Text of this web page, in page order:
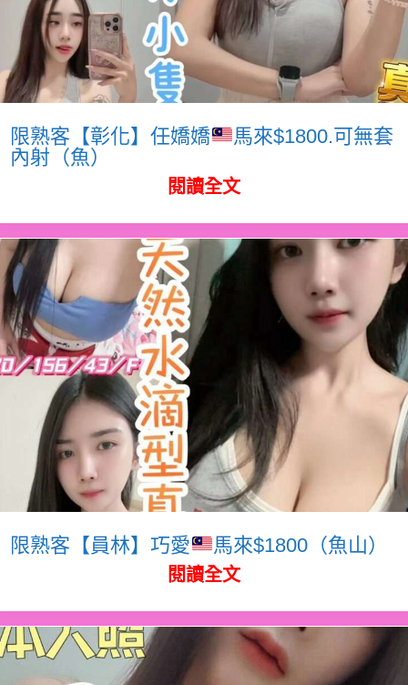
限熟客【彰化】任嬌嬌
馬來$1800.可無套
內射（魚）
閱讀全文
限熟客【員林】巧愛 馬來$1800（魚山）
閱讀全文